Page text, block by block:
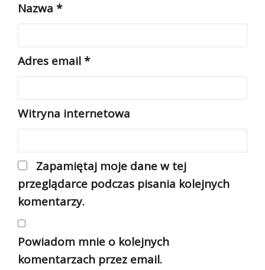
Nazwa *
Adres email*
Witryna internetowa
Zapamiętaj moje dane w tej
przeglądarce podczas pisania kolejnych
komentarzy.
Powiadom mnie o kolejnych
komentarzach przez email.